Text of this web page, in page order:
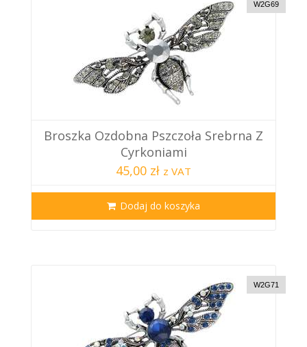
W2G69
Broszka Ozdobna Pszczoła Srebrna Z
Cyrkoniami
45,00 zł z VAT
Dodaj do koszyka
W2G71